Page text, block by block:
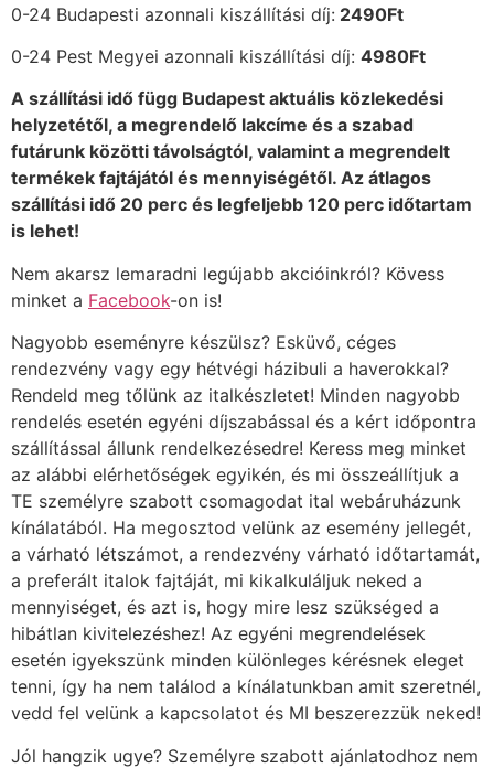
0-24 Budapesti azonnali kiszállítási díj: 2490Ft
0-24 Pest Megyei azonnali kiszállítási díj: 4980Ft
A szállítási idő függ Budapest aktuális közlekedési
helyzetétől, a megrendelő lakcíme és a szabad
futárunk közötti távolságtól, valamint a megrendelt
termékek fajtájától és mennyiségétől. Az átlagos
szállítási idő 20 perc és legfeljebb 120 perc időtartam
is lehet!
Nem akarsz lemaradni legújabb akcióinkról? Kövess
minket a Facebook-on is!
Nagyobb eseményre készülsz? Esküvő, céges
rendezvény vagy egy hétvégi házibuli a haverokkal?
Rendeld meg tőlünk az italkészletet! Minden nagyobb
rendelés esetén egyéni díjszabással és a kért időpontra
szállítással állunk rendelkezésedre! Keress meg minket
az alábbi elérhetőségek egyikén, és mi összeállítjuk a
TE személyre szabott csomagodat ital webáruházunk
kínálatából. Ha megosztod velünk az esemény jellegét,
a várható létszámot, a rendezvény várható időtartamát,
a preferált italok fajtáját, mi kikalkuláljuk neked a
mennyiséget, és azt is, hogy mire lesz szükséged a
hibátlan kivitelezéshez! Az egyéni megrendelések
esetén igyekszünk minden különleges kérésnek eleget
tenni, így ha nem találod a kínálatunkban amit szeretnél,
vedd fel velünk a kapcsolatot és MI beszerezzük neked!
Jól hangzik ugye? Személyre szabott ajánlatodhoz nem